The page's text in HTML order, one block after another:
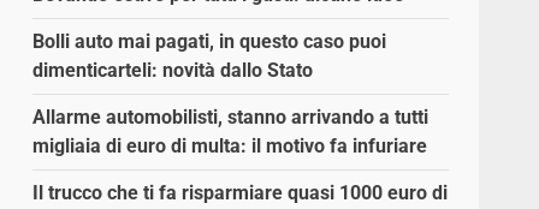
Bolli auto mai pagati, in questo caso puoi
dimenticarteli: novità dallo Stato
Allarme automobilisti, stanno arrivando a tutti
migliaia di euro di multa: il motivo fa infuriare
Il trucco che ti fa risparmiare quasi 1000 euro di